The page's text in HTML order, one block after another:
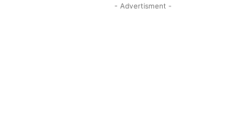
- Advertisment -